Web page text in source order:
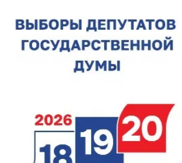
07.08.2026 13:48
В Нижнем Новгороде отметили 70-летие Дня
строителя
07.08.2026 13:15
спортобъектов выросла на 28%
07.08.2026 12:15
В Нижнем Новгороде прошло совещание
Росгвардии